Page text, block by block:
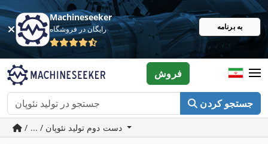
Machineseeker
رایگان در فروشگاه به برنامه
جستجو کردن
فروش